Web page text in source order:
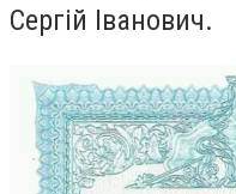
Сергій Іванович.